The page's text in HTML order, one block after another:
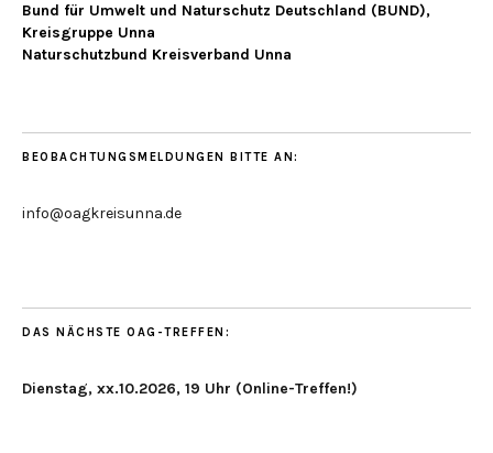
Bund für Umwelt und Naturschutz Deutschland (BUND),
Kreisgruppe Unna
Naturschutzbund Kreisverband Unna
BEOBACHTUNGSMELDUNGEN BITTE AN:
info@oagkreisunna.de
DAS NÄCHSTE OAG-TREFFEN:
Dienstag, xx.10.2026, 19 Uhr (Online-Treffen!)